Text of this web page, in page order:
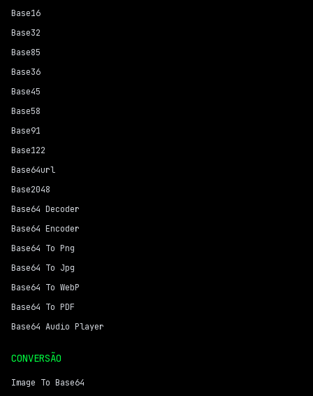
Base16
Base32
Base85
Base36
Base45
Base58
Base91
Base122
Base64url
Base2048
Base64 Decoder
Base64 Encoder
Base64 To Png
Base64 To Jpg
Base64 To WebP
Base64 To PDF
Base64 Audio Player
CONVERSÃO
Image To Base64